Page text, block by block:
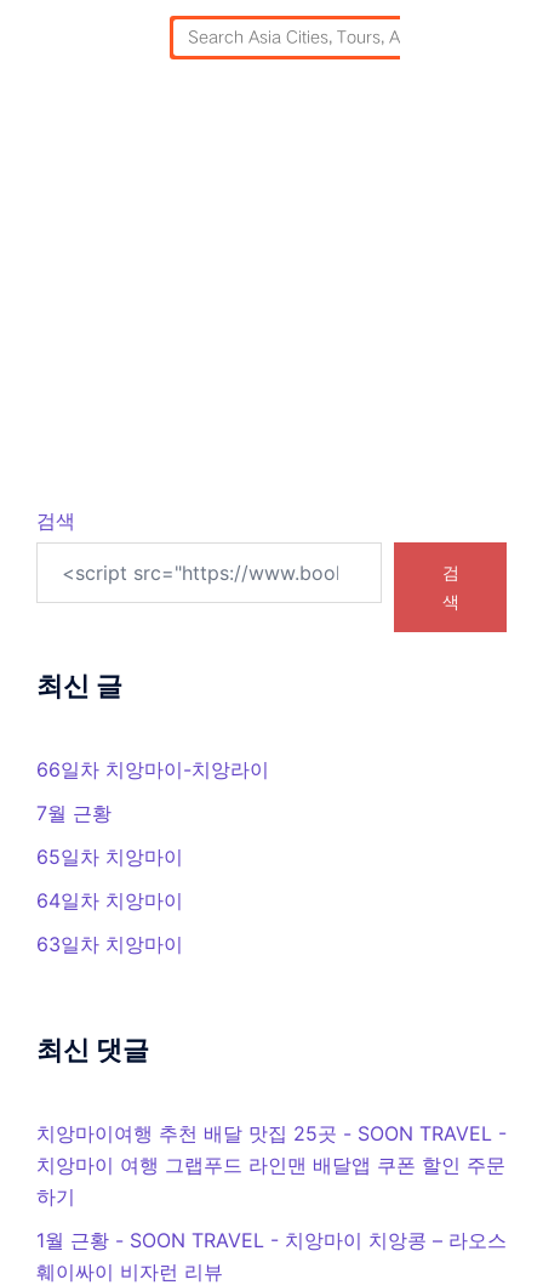
검색
검
색
최신 글
66일차 치앙마이-치앙라이
7월 근황
65일차 치앙마이
64일차 치앙마이
63일차 치앙마이
최신 댓글
치앙마이여행 추천 배달 맛집 25곳 - SOON TRAVEL -
치앙마이 여행 그랩푸드 라인맨 배달앱 쿠폰 할인 주문
하기
1월 근황 - SOON TRAVEL - 치앙마이 치앙콩 – 라오스
훼이싸이 비자런 리뷰